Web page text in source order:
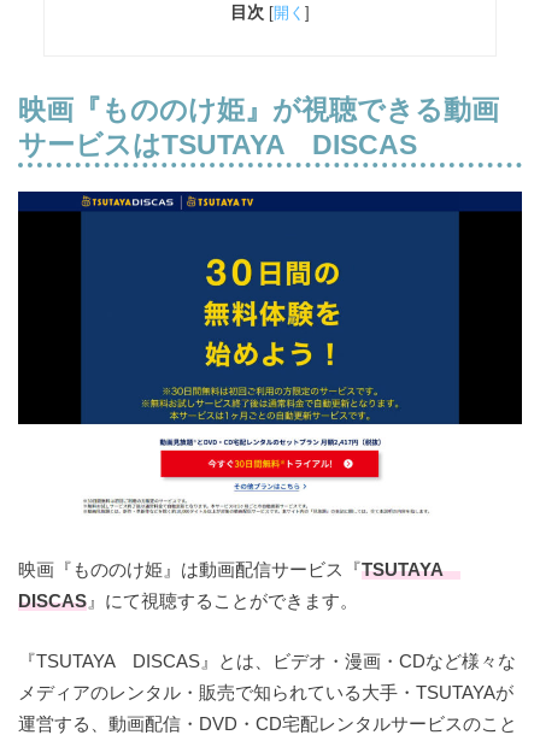
目次 [開く ]
映画『もののけ姫』が視聴できる動画
サービスはTSUTAYA DISCAS
映画『もののけ姫』は動画配信サービス『TSUTAYA
DISCAS 』にて視聴することができます。
『TSUTAYA DISCAS』とは、ビデオ・漫画・CDなど様々な
メディアのレンタル・販売で知られている大手・TSUTAYAが
運営する、動画配信・DVD・CD宅配レンタルサービスのこと